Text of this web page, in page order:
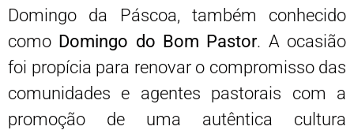
Domingo da Páscoa, também conhecido
como Domingo do Bom Pastor. A ocasião
foi propícia para renovar o compromisso das
comunidades e agentes pastorais com a
promoção de uma autêntica cultura